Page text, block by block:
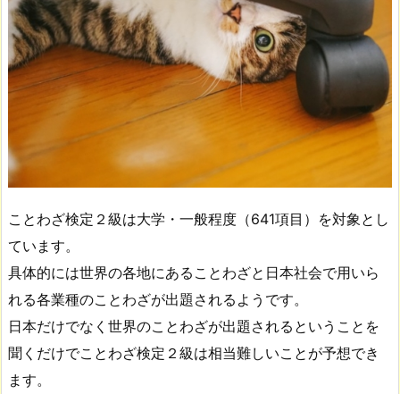
ことわざ検定２級は大学・一般程度（641項目）を対象とし
ています。
具体的には世界の各地にあることわざと日本社会で用いら
れる各業種のことわざが出題されるようです。
日本だけでなく世界のことわざが出題されるということを
聞くだけでことわざ検定２級は相当難しいことが予想でき
ます。